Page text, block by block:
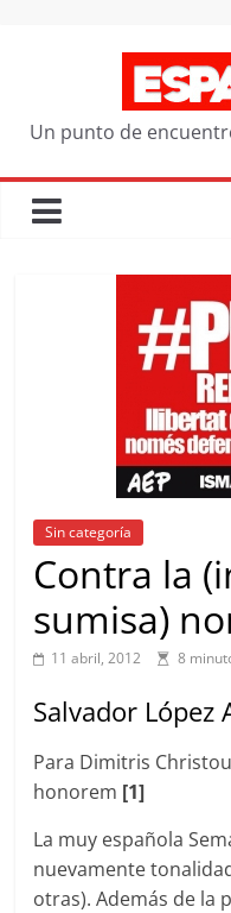
Un punto de
Sin categoría
Contra la
sumisa)
11 abril, 2012 8
Salvador López
Para Dimitris
honorem [1]
La muy española
nuevamente
otras). Además de la